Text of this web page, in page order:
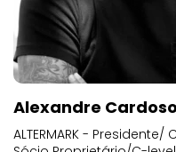
Alexandre Cardoso
ALTERMARK - Presidente/